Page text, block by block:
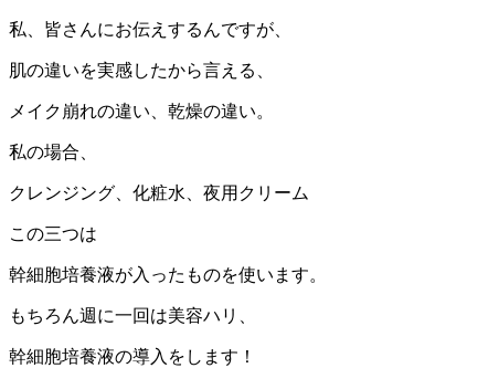
私、皆さんにお伝えするんですが、
肌の違いを実感したから言える、
メイク崩れの違い、乾燥の違い。
私の場合、
クレンジング、化粧水、夜用クリーム
この三つは
幹細胞培養液が入ったものを使います。
もちろん週に一回は美容ハリ、
幹細胞培養液の導入をします！